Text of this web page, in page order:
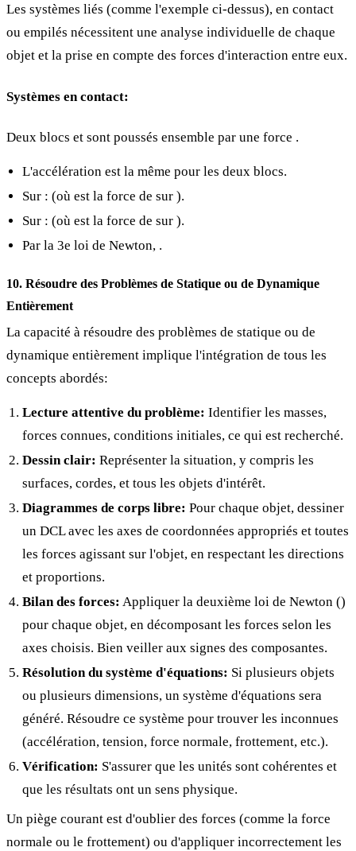
Les systèmes liés (comme l'exemple ci-dessus), en contact
ou empilés nécessitent une analyse individuelle de chaque
objet et la prise en compte des forces d'interaction entre eux.
Systèmes en contact:
Deux blocs et sont poussés ensemble par une force .
L'accélération est la même pour les deux blocs.
Sur : (où est la force de sur ).
Sur : (où est la force de sur ).
Par la 3e loi de Newton, .
10. Résoudre des Problèmes de Statique ou de Dynamique
Entièrement
La capacité à résoudre des problèmes de statique ou de
dynamique entièrement implique l'intégration de tous les
concepts abordés:
Lecture attentive du problème: Identifier les masses,
forces connues, conditions initiales, ce qui est recherché.
Dessin clair: Représenter la situation, y compris les
surfaces, cordes, et tous les objets d'intérêt.
Diagrammes de corps libre: Pour chaque objet, dessiner
un DCL avec les axes de coordonnées appropriés et toutes
les forces agissant sur l'objet, en respectant les directions
et proportions.
Bilan des forces: Appliquer la deuxième loi de Newton ()
pour chaque objet, en décomposant les forces selon les
axes choisis. Bien veiller aux signes des composantes.
Résolution du système d'équations: Si plusieurs objets
ou plusieurs dimensions, un système d'équations sera
généré. Résoudre ce système pour trouver les inconnues
(accélération, tension, force normale, frottement, etc.).
Vérification: S'assurer que les unités sont cohérentes et
que les résultats ont un sens physique.
Un piège courant est d'oublier des forces (comme la force
normale ou le frottement) ou d'appliquer incorrectement les